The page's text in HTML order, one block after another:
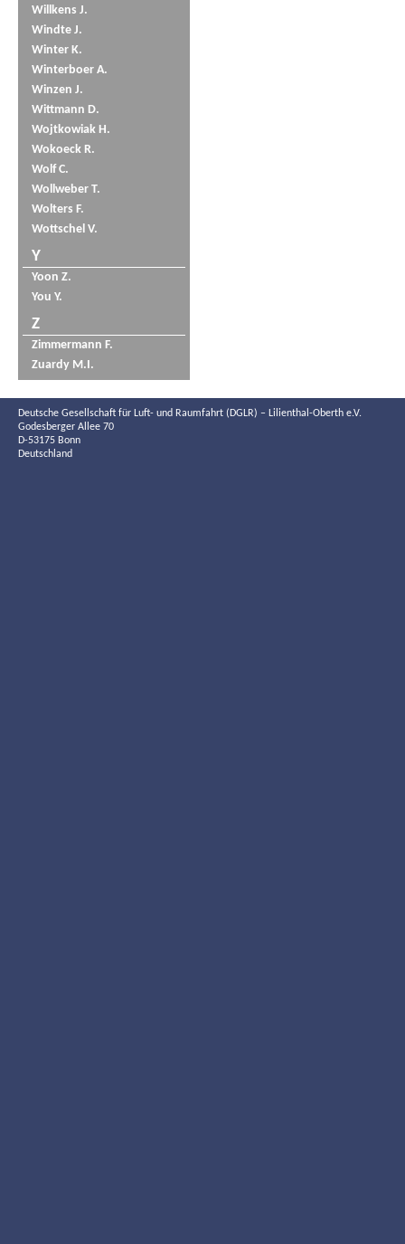
Willkens J.
Windte J.
Winter K.
Winterboer A.
Winzen J.
Wittmann D.
Wojtkowiak H.
Wokoeck R.
Wolf C.
Wollweber T.
Wolters F.
Wottschel V.
Y
Yoon Z.
You Y.
Z
Zimmermann F.
Zuardy M.I.
Deutsche Gesellschaft für Luft- und Raumfahrt (DGLR) – Lilienthal-Oberth e.V.
Godesberger Allee 70
D-53175 Bonn
Deutschland